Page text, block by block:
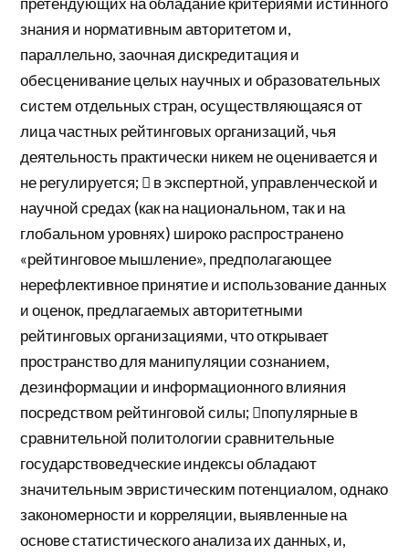
знания и нормативным авторитетом и,
параллельно, заочная дискредитация и
обесценивание целых научных и образовательных
систем отдельных стран, осуществляющаяся от
лица частных рейтинговых организаций, чья
деятельность практически никем не оценивается и
не регулируется;  в экспертной, управленческой и
научной средах (как на национальном, так и на
глобальном уровнях) широко распространено
«рейтинговое мышление», предполагающее
нерефлективное принятие и использование данных
и оценок, предлагаемых авторитетными
рейтинговых организациями, что открывает
пространство для манипуляции сознанием,
дезинформации и информационного влияния
посредством рейтинговой силы; популярные в
сравнительной политологии сравнительные
государствоведческие индексы обладают
значительным эвристическим потенциалом, однако
закономерности и корреляции, выявленные на
основе статистического анализа их данных, и,